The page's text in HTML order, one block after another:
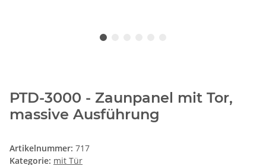
PTD-3000 - Zaunpanel mit Tor,
massive Ausführung
Artikelnummer: 717
Kategorie: mit Tür